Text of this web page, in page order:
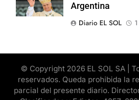
Argentina
Diario EL SOL
© Copyright 2026 EL SOL SA |
reservados. Queda prohibida la
parcial del presente diario.